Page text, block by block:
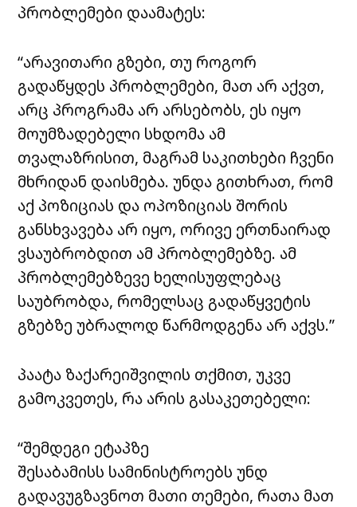
პრობლემები დაამატეს:
“არავითარი გზები, თუ როგორ
გადაწყდეს პრობლემები, მათ არ აქვთ,
არც პროგრამა არ არსებობს, ეს იყო
მოუმზადებელი სხდომა ამ
თვალაზრისით, მაგრამ საკითხები ჩვენი
მხრიდან დაისმება. უნდა გითხრათ, რომ
აქ პოზიციას და ოპოზიციას შორის
განსხვავება არ იყო, ორივე ერთნაირად
ვსაუბრობდით ამ პრობლემებზე. ამ
პრობლემებზევე ხელისუფლებაც
საუბრობდა, რომელსაც გადაწყვეტის
გზებზე უბრალოდ წარმოდგენა არ აქვს.”
პაატა ზაქარეიშვილის თქმით, უკვე
გამოკვეთეს, რა არის გასაკეთებელი:
“შემდეგი ეტაპზე
შესაბამისს სამინისტროებს უნდ
გადავუგზავნოთ მათი თემები, რათა მათ